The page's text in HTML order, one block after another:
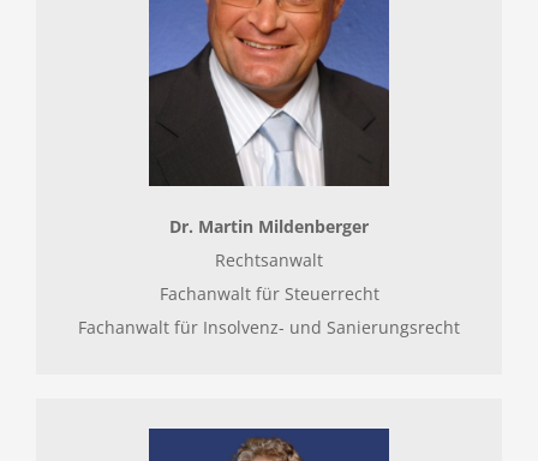
Dr. Martin Mildenberger
Rechtsanwalt
Fachanwalt für Steuerrecht
Fachanwalt für Insolvenz- und Sanierungsrecht